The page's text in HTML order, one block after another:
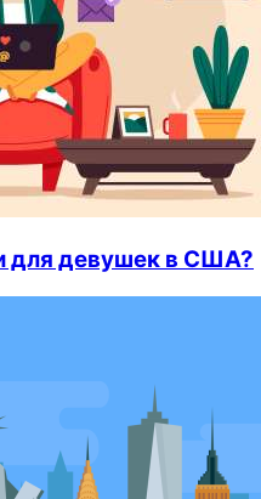
для девушек в США?